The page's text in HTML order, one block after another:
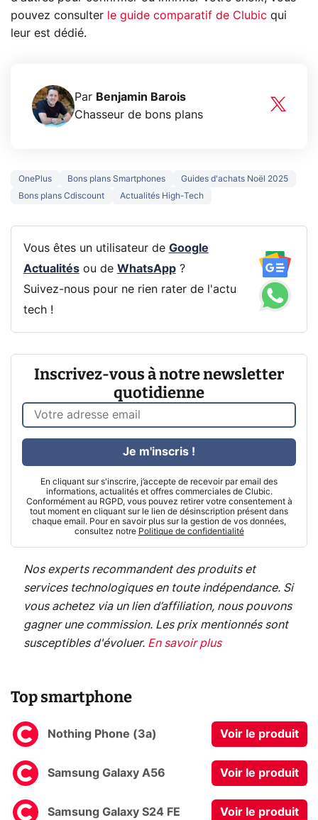
pouvez consulter le guide comparatif de Clubic qui
leur est dédié.
Par Benjamin Barois
Chasseur de bons plans
OnePlus Bons plans Smartphones
Guides d'achats Noël 2025
Bons plans Cdiscount
Actualités High-Tech
Vous êtes un utilisateur de Google
Actualitésou de WhatsApp?
Suivez-nous pour ne rien rater de l'actu
tech !
Inscrivez-vous à notre newsletter
quotidienne
En cliquant sur s'inscrire, j’accepte de recevoir par email des
informations, actualités et offres commerciales de Clubic.
Conformément au RGPD, vous pouvez retirer votre consentement à
tout moment en cliquant sur le lien de désinscription présent dans
chaque email. Pour en savoir plus sur la gestion de vos données,
consultez notre Politique de confidentialité
Je m'inscris !
Nos experts recommandent des produits et
services technologiques en toute indépendance. Si
vous achetez via un lien d’affiliation, nous pouvons
gagner une commission. Les prix mentionnés sont
susceptibles d'évoluer. En savoir plus
Top smartphone
Nothing Phone (3a) Voir le produit
Samsung Galaxy A56 Voir le produit
Samsung Galaxy S24 FE Voir le produit